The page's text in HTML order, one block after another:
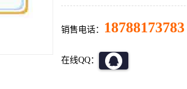
销售电话： 18788173783
在线QQ：